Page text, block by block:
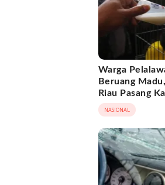
Warga
Beruang
Riau Pasang
di Lokasi
NASIONAL